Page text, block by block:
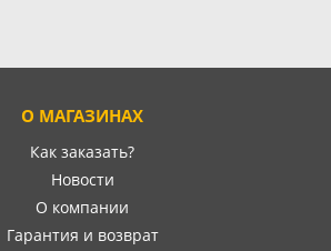
О МАГАЗИНАХ
Как заказать?
Новости
О компании
Гарантия и возврат